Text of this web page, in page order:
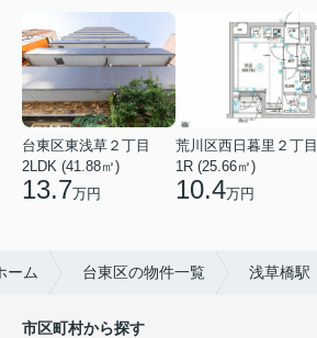
台東区東浅草２丁目
2LDK (41.88㎡)
13.7万円
荒川区西日暮里２丁目
1R (25.66㎡)
10.4万円
ーム 台東区の物件一覧 浅草橋駅
市区町村から探す